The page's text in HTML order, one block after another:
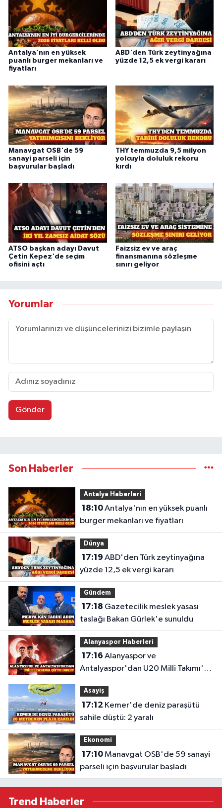
Antalya'nın en yüksek
puanlı burger mekanları ve
fiyatları
ABD'den Türk zeytinyağına
yüzde 12,5 ek vergi kararı
Manavgat OSB'de 59
sanayi parseli için
başvurular başladı
THY temmuzda 9,5 milyon
yolcuyla doluluk rekoru
kırdı
ATSO başkan adayı Davut
Çetin Kepez'de seçim
ofisini açtı
Faizsiz ev ve araç
finansmanına sözleşme
sınırı geliyor
Yorumlar
Gönder
Son Haberler
Antalya Haberleri
18:10Antalya'nın en yüksek puanlı
burger mekanları ve fiyatları
Dünya
17:19
yüzde 12,5 ek vergi kararı
Gündem
17:18
taslağı Bakan Gürlek'e sunuldu
Alanyaspor Haberleri
17:16
Antalyaspor'dan U20 Milli Takımı'na
davet
Asayiş
17:12
sahile düştü: 2 yaralı
Ekonomi
17:10Manavgat OSB'de 59 sanayi
parseli için başvurular başladı
Trend Haberler